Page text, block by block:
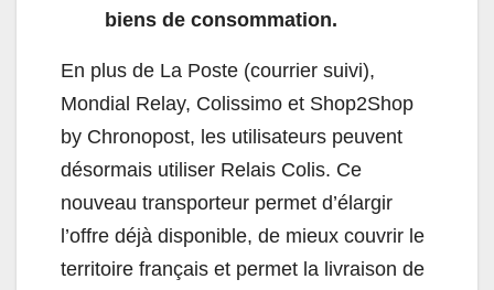
biens de consommation.
En plus de La Poste (courrier suivi),
Mondial Relay, Colissimo et Shop2Shop
by Chronopost, les utilisateurs peuvent
désormais utiliser Relais Colis. Ce
nouveau transporteur permet d’élargir
l’offre déjà disponible, de mieux couvrir le
territoire français et permet la livraison de